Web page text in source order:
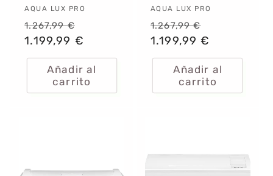
Proveedor:
AQUA LUX PRO
Precio
habitual
1.267,99 €
de
oferta
1.199,99 €
Añadir al
carrito
Proveedor:
AQUA LUX PRO
Precio
habitual
1.267,99 €
de
oferta
1.199,99 €
Añadir al
carrito